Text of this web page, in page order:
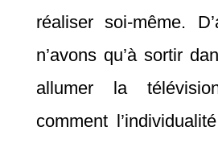
réaliser soi-même.
n’avons qu’à sortir
allumer la
comment